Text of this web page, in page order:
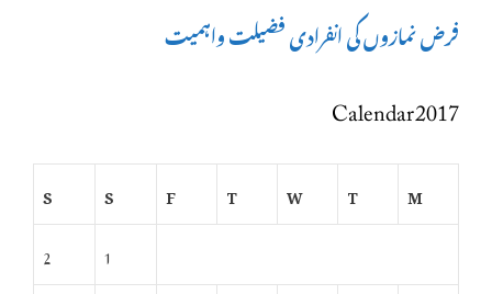
فرض نمازوں کی انفرادی فضیلت واہمیت
Calendar 2017
M
T
W
T
F
S
S
1
2